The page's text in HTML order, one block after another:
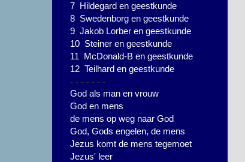
7 Hildegard en geestkunde
8 Swedenborg en geestkunde
9 Jakob Lorber en geestkunde
10 Steiner en geestkunde
11 McDonald-B en geestkunde
12 Teilhard en geestkunde
- - - - - - -
God als man en vrouw
God en mens
de mens op weg naar God
God, Gods engelen, de mens
Jezus komt de mens tegemoet
Jezus' leer